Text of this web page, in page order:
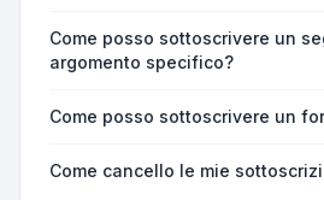
Come posso sottoscrivere un
argomento specifico?
Come posso sottoscrivere un
Come cancello le mie